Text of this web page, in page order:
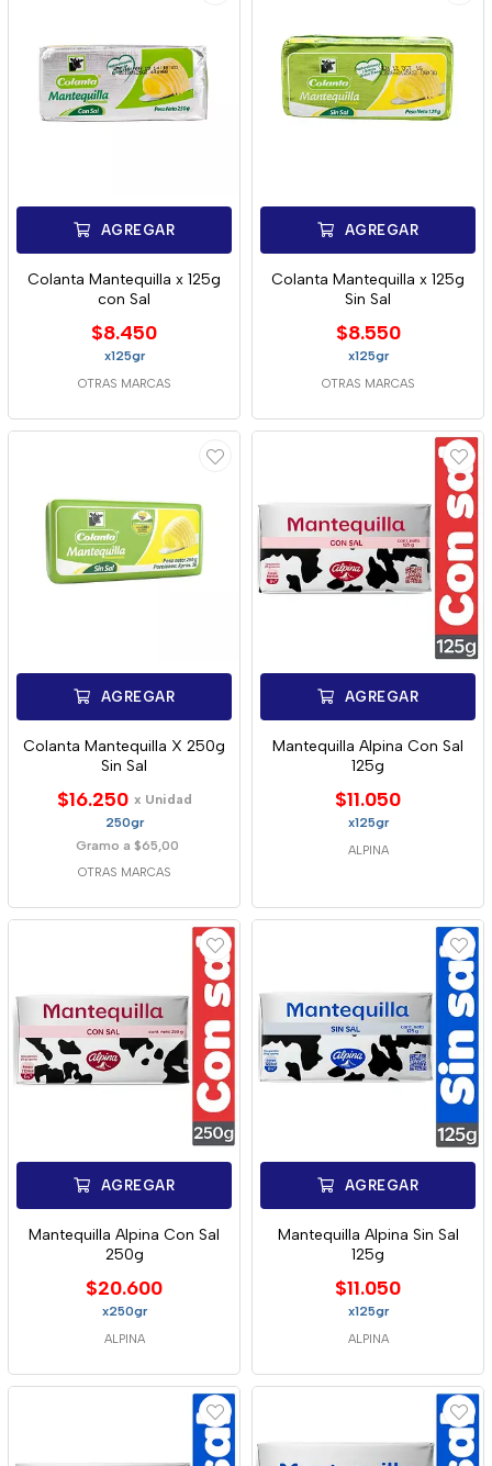
AGREGAR
Colanta Mantequilla x 125g
con Sal
$8.450
x125gr
OTRAS MARCAS
AGREGAR
Colanta Mantequilla x 125g
Sin Sal
$8.550
x125gr
OTRAS MARCAS
AGREGAR
Colanta Mantequilla X 250g
Sin Sal
$16.250 x Unidad
250gr
Gramo a $65,00
OTRAS MARCAS
AGREGAR
Mantequilla Alpina Con Sal
125g
$11.050
x125gr
ALPINA
AGREGAR
Mantequilla Alpina Con Sal
250g
$20.600
x250gr
ALPINA
AGREGAR
Mantequilla Alpina Sin Sal
125g
$11.050
x125gr
ALPINA